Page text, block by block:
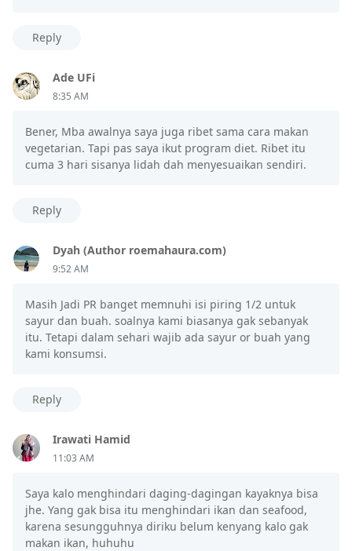
Reply
Ade UFi
8:35 AM
Bener, Mba awalnya saya juga ribet sama cara makan
vegetarian. Tapi pas saya ikut program diet. Ribet itu
cuma 3 hari sisanya lidah dah menyesuaikan sendiri.
Reply
Dyah (Author roemahaura.com)
9:52 AM
Masih Jadi PR banget memnuhi isi piring 1/2 untuk
sayur dan buah. soalnya kami biasanya gak sebanyak
itu. Tetapi dalam sehari wajib ada sayur or buah yang
kami konsumsi.
Reply
Irawati Hamid
11:03 AM
Saya kalo menghindari daging-dagingan kayaknya bisa
jhe. Yang gak bisa itu menghindari ikan dan seafood,
karena sesungguhnya diriku belum kenyang kalo gak
makan ikan, huhuhu